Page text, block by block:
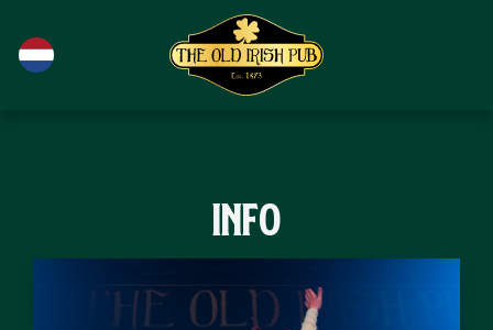
Ga naar de hoofdinhoud
Info